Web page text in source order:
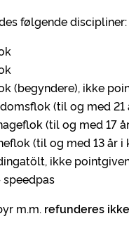
følgende discipliner:
(begyndere), ikke
(til og med 21
(til og med 17
(til og med 13 år i
ikke
speedpas
m.m. refunderes ikke